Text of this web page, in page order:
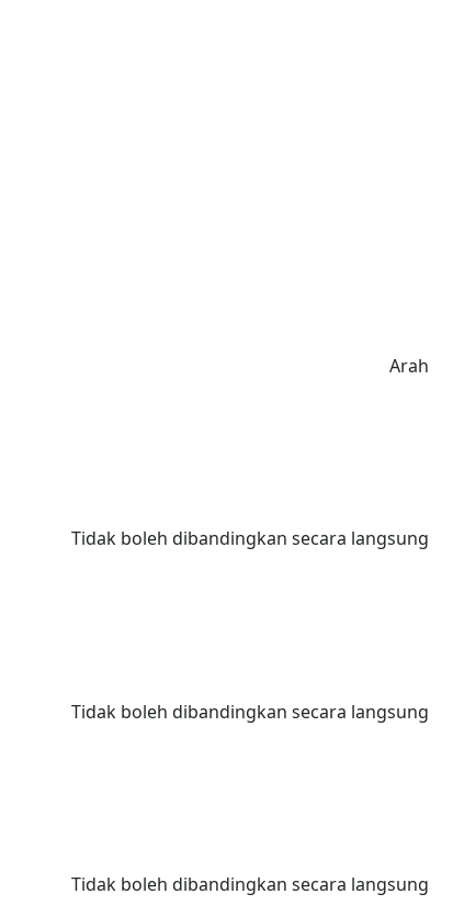
Arah
Tidak boleh dibandingkan secara langsung
Tidak boleh dibandingkan secara langsung
Tidak boleh dibandingkan secara langsung